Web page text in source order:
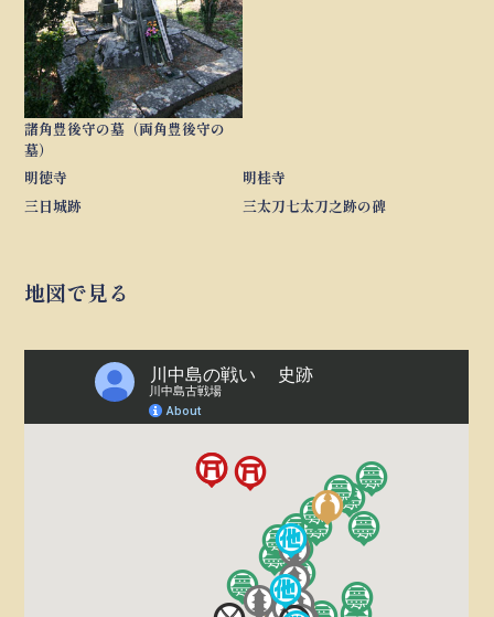
諸角豊後守の墓（両角豊後守の
墓）
明徳寺
明桂寺
三日城跡
三太刀七太刀之跡の碑
地図で見る